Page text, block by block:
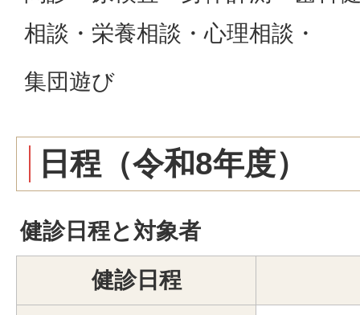
相談・栄養相談・心理相談・
集団遊び
日程（令和8年度）
健診日程と対象者
健診日程